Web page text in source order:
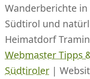
Wanderberichte
Südtirol und
Heimatdorf
Webmaster Tipps
Südtiroler |